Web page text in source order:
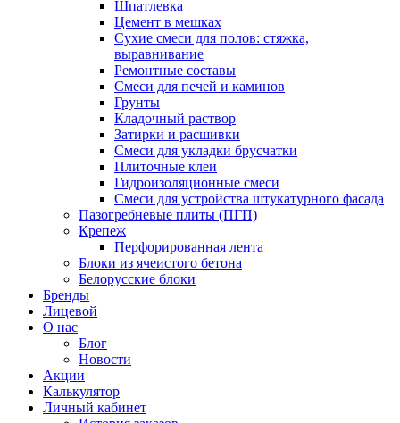
Шпатлевка
Цемент в мешках
Сухие смеси для полов: стяжка,
выравнивание
Ремонтные составы
Смеси для печей и каминов
Грунты
Кладочный раствор
Затирки и расшивки
Смеси для укладки брусчатки
Плиточные клеи
Гидроизоляционные смеси
Смеси для устройства штукатурного фасада
Пазогребневые плиты (ПГП)
Крепеж
Перфорированная лента
Блоки из ячеистого бетона
Белорусские блоки
Бренды
Лицевой
О нас
Блог
Новости
Акции
Калькулятор
Личный кабинет